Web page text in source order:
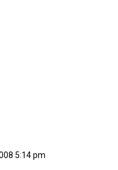
5:14 pm